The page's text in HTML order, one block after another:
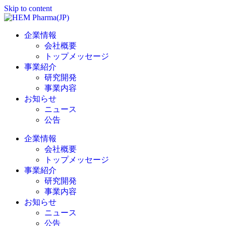
Skip to content
企業情報
会社概要
トップメッセージ
事業紹介
研究開発
事業内容
お知らせ
ニュース
公告
企業情報
会社概要
トップメッセージ
事業紹介
研究開発
事業内容
お知らせ
ニュース
公告